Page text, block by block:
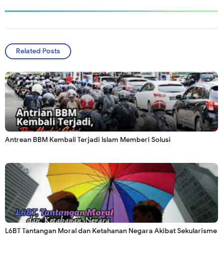
Related Posts
Antrean BBM Kembali Terjadi lslam Memberi Solusi
L6BT Tantangan Moral dan Ketahanan Negara Akibat Sekularisme